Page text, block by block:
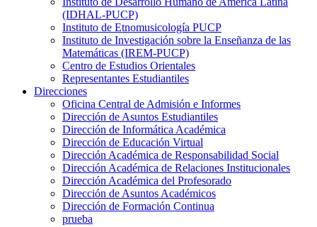
(IDHAL-PUCP)
Instituto de Etnomusicología PUCP
Instituto de Investigación sobre la Enseñanza de las
Matemáticas (IREM-PUCP)
Centro de Estudios Orientales
Representantes Estudiantiles
Direcciones
Oficina Central de Admisión e Informes
Dirección de Asuntos Estudiantiles
Dirección de Informática Académica
Dirección de Educación Virtual
Dirección Académica de Responsabilidad Social
Dirección Académica de Relaciones Institucionales
Dirección Académica del Profesorado
Dirección de Asuntos Académicos
Dirección de Formación Continua
prueba